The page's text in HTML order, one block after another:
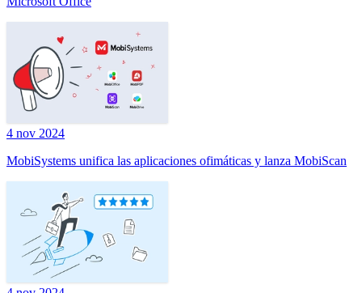
4 nov 2024
MobiSystems unifica las aplicaciones ofimáticas y lanza MobiScan